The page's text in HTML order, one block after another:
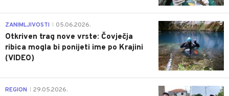
0
ZANIMLJIVOSTI 05.06.2026.
Otkriven trag nove vrste: Čovječja
ribica mogla bi ponijeti ime po Krajini
(VIDEO)
0
REGION 29.05.2026.